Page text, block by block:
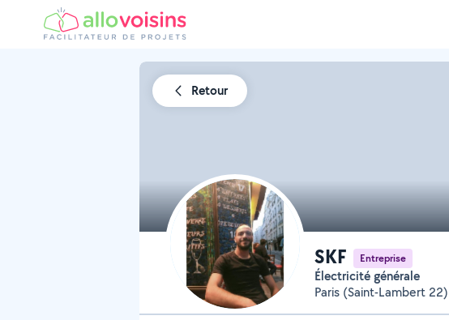
Retour
SKF Entreprise
Électricité générale
Paris (Saint-Lambert 22)